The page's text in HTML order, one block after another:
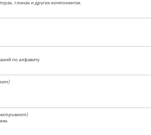
глинах и других компонентах.
по алфавиту